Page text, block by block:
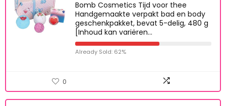
Bomb Cosmetics Tijd voor thee
Handgemaakte verpakt bad en body
geschenkpakket, bevat 5-delig, 480 g
[Inhoud kan variëren…
Already Sold: 62%
0